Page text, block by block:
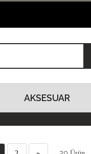
AKSESUAR